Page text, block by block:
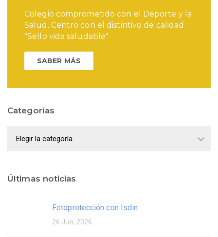
Colegio comprometido con el Deporte y la
Salud. Centro con el distintivo de calidad
"Sello vida saludable"
SABER MÁS
Categorías
Últimas noticias
Fotoprotección con Isdin
26 Jun, 2026